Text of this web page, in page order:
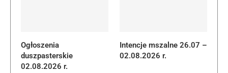
Ogłoszenia
duszpasterskie
02.08.2026 r.
Intencje mszalne 26.07 –
02.08.2026 r.